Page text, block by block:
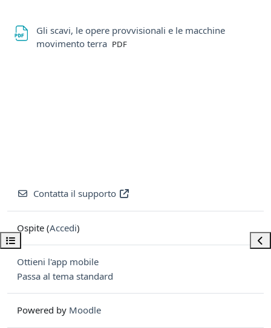
Apri indice del corso
Gli scavi, le opere provvisionali e le macchine
movimento terra File
PDF
Contatta il supporto
Ospite (Accedi)
Ottieni l'app mobile
Passa al tema standard
Powered by Moodle